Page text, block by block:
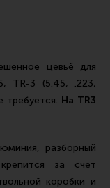
цевьё для
TR-3 (5.45, .223,
требуется. На TR3
разборный
за счет
коробки и